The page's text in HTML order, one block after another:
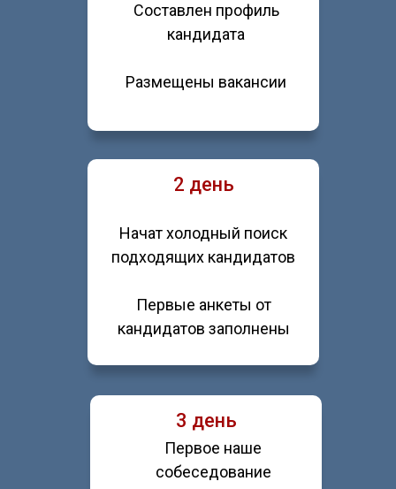
Составлен профиль
кандидата
Размещены вакансии
2 день
Начат холодный поиск
подходящих кандидатов
Первые анкеты от
кандидатов заполнены
3 день
Первое наше
собеседование